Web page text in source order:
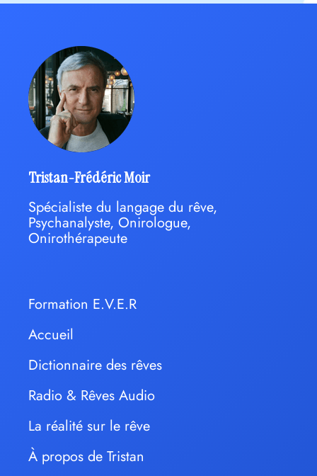
Tristan-Frédéric Moir
Spécialiste du langage du rêve,
Psychanalyste, Onirologue,
Onirothérapeute
Formation E.V.E.R
Accueil
Dictionnaire des rêves
Radio & Rêves Audio
La réalité sur le rêve
À propos de Tristan